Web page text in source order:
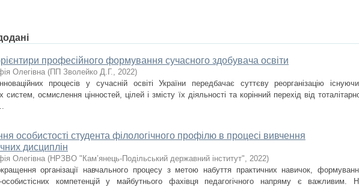
професійного формування сучасного здобувача освіти
Олегівна (ПП Зволейко Д.Г., 2022)
процесів у сучасній освіті України передбачає суттєву реорганізацію
систем, осмислення цінностей, цілей і змісту їх діяльності та корінний перехід від
особистості студента філологічного профілю в процесі вивчення
дисциплін
Олегівна (НРЗВО "Кам’янець-Подільський державний інститут", 2022)
організації навчального процесу з метою набуття практичних навичок,
особистісних компетенцій у майбутнього фахівця педагогічного напряму є важливим.